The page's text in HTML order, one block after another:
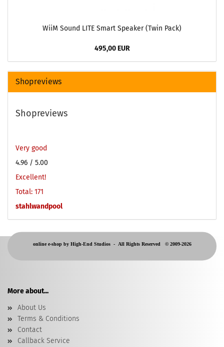
WiiM Sound LITE Smart Speaker (Twin Pack)
495,00 EUR
Shopreviews
Shopreviews
Very good
4.96 / 5.00
Excellent!
Total: 171
stahlwandpool
online e-shop by High-End Studios - All Rights Reserved © 2009-2026
More about...
About Us
Terms & Conditions
Contact
Callback Service